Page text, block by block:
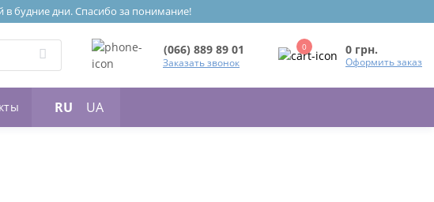
в будние дни. Спасибо за понимание!
(066) 889 89 01
Заказать звонок
0 0 грн.
Оформить заказ
RU UA